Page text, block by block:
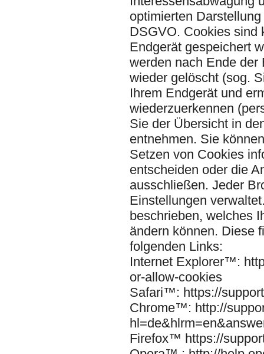
optimierten
DSGVO. Cookies sind
Endgerät gespeichert
werden nach Ende
wieder gelöscht (sog.
Ihrem Endgerät und
wiederzuerkennen
Sie der Übersicht in
entnehmen. Sie
Setzen von Cookies
entscheiden oder die
ausschließen. Jeder
Einstellungen
beschrieben, welches
ändern können. Diese
folgenden Links:
Internet Explorer™:
or-allow-cookies
Safari™: https://
Chrome™: http://
Firefox™ https://